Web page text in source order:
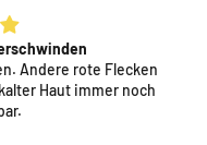
verschwinden
Haut immer noch